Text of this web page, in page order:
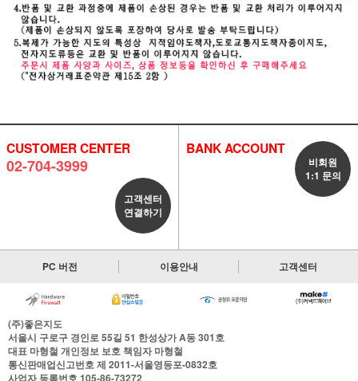
CUSTOMER CENTER
02-704-3999
고객센터
연결하기
BANK ACCOUNT
비회원
1:1 문의
PC 버전 이용안내 고객센터
(주)좋은지도
서울시 구로구 경인로 55길 51 한성상가 A동 301호
대표 마형철 개인정보 보호 책임자마형철
통신판매업신고번호제 2011-서울영등포-0832호
사업자 등록번호 105-86-73272